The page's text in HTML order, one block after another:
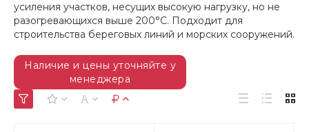
усиления участков, несущих высокую нагрузку, но не
разогревающихся выше 200°C. Подходит для
строительства береговых линий и морских сооружений.
Наличие и цены уточняйте у
менеджера